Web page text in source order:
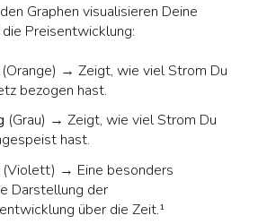
Graphen visualisieren Deine
Preisentwicklung:
(Orange) → Zeigt, wie viel Strom Du
bezogen hast.
(Grau) → Zeigt, wie viel Strom Du
hast.
(Violett) → Eine besonders
Darstellung der
über die Zeit.¹